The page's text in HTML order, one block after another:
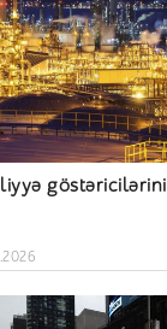
göstəricilərini